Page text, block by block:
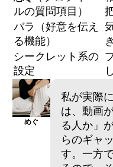
ルの質問項目）
バラ（好意を伝え
る機能）
シークレット系の
設定
めぐ
私が実際
は、動画
る人か」
らのギャ
す。一方